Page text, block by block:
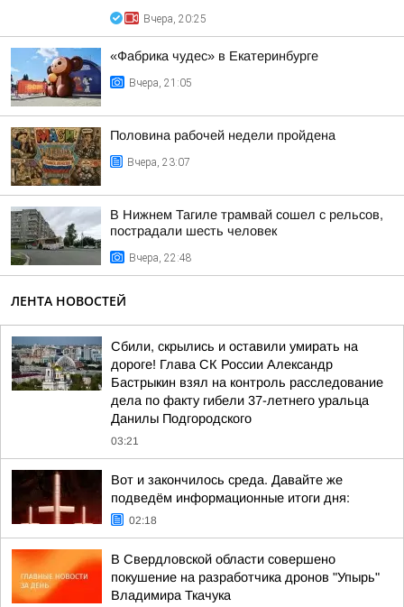
Вчера, 20:25
«Фабрика чудес» в Екатеринбурге
Вчера, 21:05
Половина рабочей недели пройдена
Вчера, 23:07
В Нижнем Тагиле трамвай сошел с рельсов,
пострадали шесть человек
Вчера, 22:48
ЛЕНТА НОВОСТЕЙ
Сбили, скрылись и оставили умирать на
дороге! Глава СК России Александр
Бастрыкин взял на контроль расследование
дела по факту гибели 37-летнего уральца
Данилы Подгородского
03:21
Вот и закончилось среда. Давайте же
подведём информационные итоги дня:
02:18
В Свердловской области совершено
покушение на разработчика дронов "Упырь"
Владимира Ткачука